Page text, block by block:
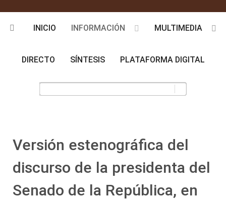
INICIO INFORMACIÓN MULTIMEDIA
DIRECTO SÍNTESIS PLATAFORMA DIGITAL
Versión estenográfica del
discurso de la presidenta del
Senado de la República, en